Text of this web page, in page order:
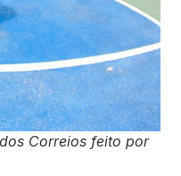
Correios feito por